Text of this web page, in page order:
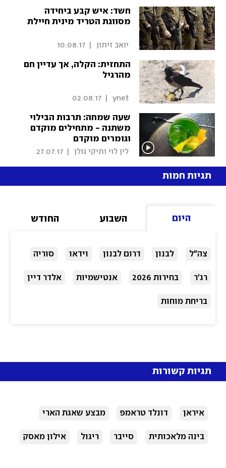
חשד: איש קבע ביחידה
מסווגת הטריד מינית חיילת
יואב זיתון 10.08.17
התחזית: הקלה, אך עדיין חם
מהרגיל
02.08.17
שעה שמחה: תרבות הבילוי
משתנה - מתחילים מוקדם
וגומרים מוקדם
לין לוי ותיקי גולן 27.07.17
תגיות חמות
היום השבוע החודש
צה"ל לבנון דרום לבנון וידאו סוריה
רג'ר בחירות 2026 אנטישמיות אלדר דיין
בריחת מוחות
תגיות קשורות
איראן דונלד טראמפ מבצע שאגת הארי
בינה מלאכותית סייבר ריגול אילון מאסק